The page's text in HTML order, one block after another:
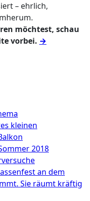
– ehrlich,
möchtest, schau
vorbei. →
kleinen
2018
an dem
Sie räumt kräftig